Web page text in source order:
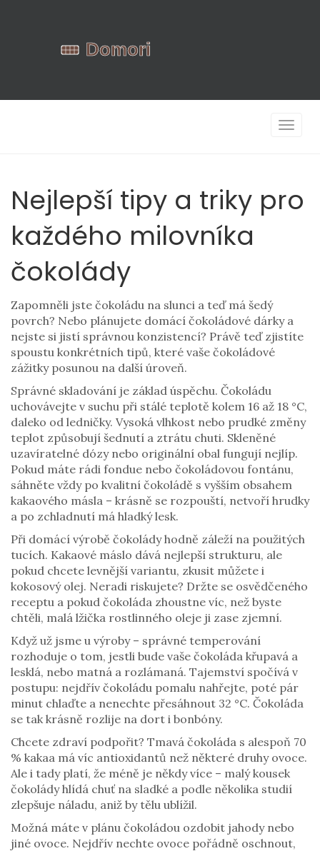
Nejlepší tipy a triky pro
každého milovníka
čokolády
Zapomněli jste čokoládu na slunci a teď má šedý
povrch? Nebo plánujete domácí čokoládové dárky a
nejste si jistí správnou konzistencí? Právě teď zjistíte
spoustu konkrétních tipů, které vaše čokoládové
zážitky posunou na další úroveň.
Správné skladování je základ úspěchu. Čokoládu
uchovávejte v suchu při stálé teplotě kolem 16 až 18 °C,
daleko od ledničky. Vysoká vlhkost nebo prudké změny
teplot způsobují šednutí a ztrátu chuti. Skleněné
uzavíratelné dózy nebo originální obal fungují nejlíp.
Pokud máte rádi fondue nebo čokoládovou fontánu,
sáhněte vždy po kvalitní čokoládě s vyšším obsahem
kakaového másla – krásně se rozpouští, netvoří hrudky
a po zchladnutí má hladký lesk.
Při domácí výrobě čokolády hodně záleží na použitých
tucích. Kakaové máslo dává nejlepší strukturu, ale
pokud chcete levnější variantu, zkusit můžete i
kokosový olej. Neradi riskujete? Držte se osvědčeného
receptu a pokud čokoláda zhoustne víc, než byste
chtěli, malá lžička rostlinného oleje ji zase zjemní.
Když už jsme u výroby – správné temperování
rozhoduje o tom, jestli bude vaše čokoláda křupavá a
lesklá, nebo matná a rozlámaná. Tajemství spočívá v
postupu: nejdřív čokoládu pomalu nahřejte, poté pár
minut chlaďte a nenechte přesáhnout 32 °C. Čokoláda
se tak krásně rozlije na dort i bonbóny.
Chcete zdraví podpořit? Tmavá čokoláda s alespoň 70
% kakaa má víc antioxidantů než některé druhy ovoce.
Ale i tady platí, že méně je někdy více – malý kousek
čokolády hlídá chuť na sladké a podle několika studií
zlepšuje náladu, aniž by tělu ublížil.
Možná máte v plánu čokoládou ozdobit jahody nebo
jiné ovoce. Nejdřív nechte ovoce pořádně oschnout,